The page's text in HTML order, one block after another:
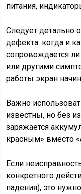
питания,
Следует детально
дефекта: когда и
сопровождается
или другими
работы экран
Важно
известны, но без
заряжается
красным» вместо
Если
конкретного
падения), это